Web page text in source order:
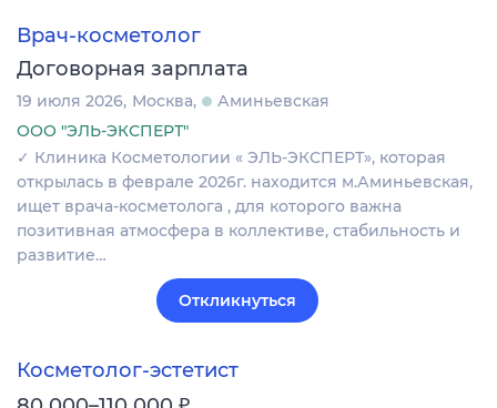
Врач-косметолог
Договорная зарплата
19 июля 2026 Москва
Аминьевская
ООО "ЭЛЬ-ЭКСПЕРТ"
✓ Клиника Косметологии « ЭЛЬ-ЭКСПЕРТ», которая
открылась в феврале 2026г. находится м.Аминьевская,
ищет врача-косметолога , для которого важна
позитивная атмосфера в коллективе, стабильность и
развитие…
Откликнуться
Косметолог-эстетист